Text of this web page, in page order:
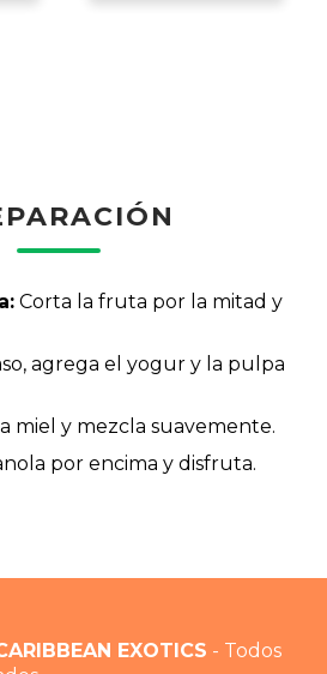
Corta la fruta por la mitad y
agrega el yogur y la pulpa
miel y mezcla suavemente.
por encima y disfruta.
EXOTICS - Todos